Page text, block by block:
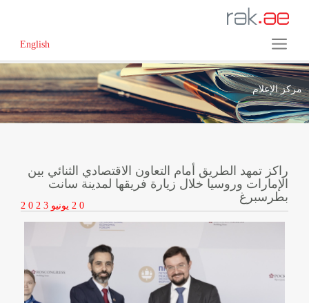
English
مركز الإعلام
راكز تمهد الطريق أمام التعاون الاقتصادي الثنائي بين
الإمارات وروسيا خلال زيارة فريقها لمدينة سانت
بطرسبرغ
2 0 2 3 2 0